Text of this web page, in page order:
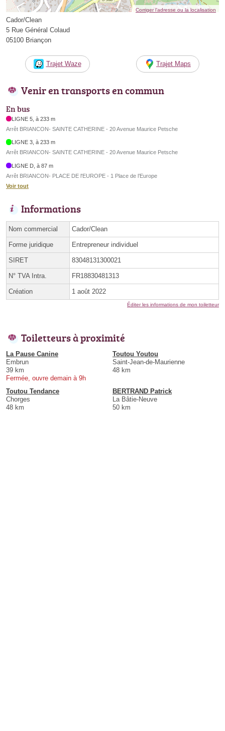
Corriger l’adresse ou la localisation
Cador/Clean
5 Rue Général Colaud
05100 Briançon
Trajet Waze Trajet Maps
Venir en transports en commun
En bus
LIGNE 5, à 233 m
Arrêt BRIANCON- SAINTE CATHERINE - 20 Avenue Maurice Petsche
LIGNE 3, à 233 m
Arrêt BRIANCON- SAINTE CATHERINE - 20 Avenue Maurice Petsche
LIGNE D, à 87 m
Arrêt BRIANCON- PLACE DE l'EUROPE - 1 Place de l’Europe
Voir tout
Informations
Nom commercial Cador/Clean
Forme juridique Entrepreneur individuel
SIRET 83048131300021
N° TVA Intra. FR18830481313
Création 1 août 2022
Éditer les informations de mon toiletteur
Toiletteurs à proximité
La Pause Canine
Embrun
39 km
Fermée, ouvre demain à 9h
Toutou Youtou
Saint-Jean-de-Maurienne
48 km
Toutou Tendance
Chorges
48 km
BERTRAND Patrick
La Bâtie-Neuve
50 km